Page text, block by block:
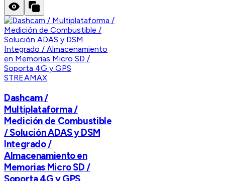
STREAMAX
Dashcam /
Multiplataforma /
Medición de Combustible
/ Solución ADAS y DSM
Integrado /
Almacenamiento en
Memorias Micro SD /